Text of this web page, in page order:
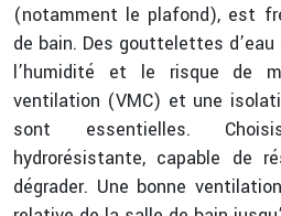
(notamment le plafond), est
de bain. Des gouttelettes
l’humidité et le risque de
ventilation (VMC) et une
sont essentielles.
hydrorésistante, capable de
dégrader. Une bonne